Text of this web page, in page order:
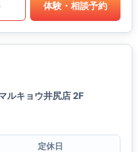
体験・相談予約
ルキョウ井尻店 2F
定休日